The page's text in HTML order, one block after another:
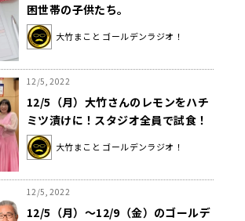
困世帯の子供たち。
大竹まこと ゴールデンラジオ！
12/5, 2022
12/5（月）大竹さんのレモンをハチ
ミツ漬けに！スタジオ全員で試食！
大竹まこと ゴールデンラジオ！
12/5, 2022
12/5（月）～12/9（金）のゴールデ